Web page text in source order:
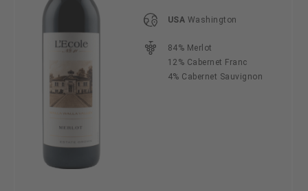
USA Washington
84% Merlot
12% Cabernet Franc
4% Cabernet Sauvignon